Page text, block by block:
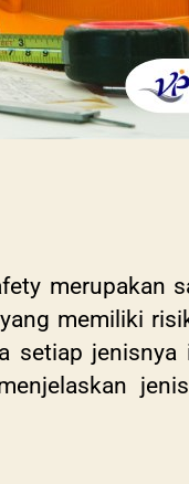
merupakan
memiliki
setiap jenisnya